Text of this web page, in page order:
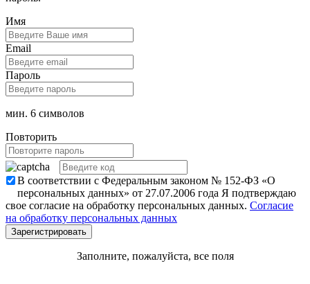
Имя
Email
Пароль
мин. 6 символов
Повторить
В соответствии с Федеральным законом № 152-ФЗ «О
персональных данных» от 27.07.2006 года Я подтверждаю
свое согласие на обработку персональных данных. Согласие
на обработку персональных данных
Заполните, пожалуйста, все поля